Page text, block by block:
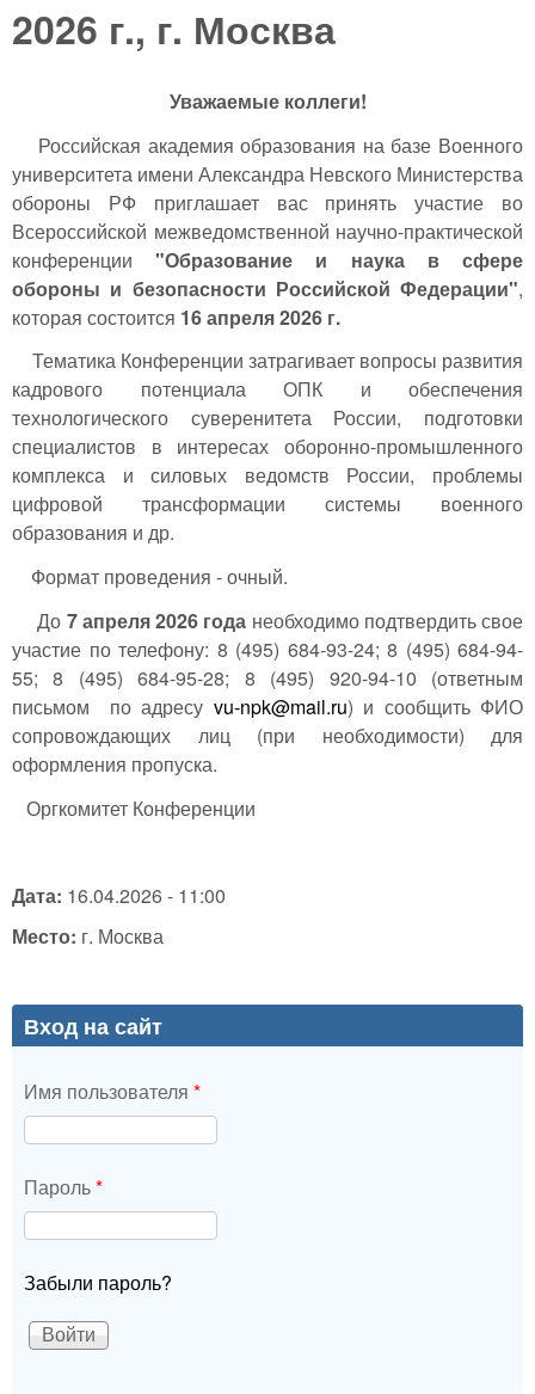
2026 г., г. Москва
Уважаемые коллеги!
Российская академия образования на базе Военного
университета имени Александра Невского Министерства
обороны РФ приглашает вас принять участие во
Всероссийской межведомственной научно-практической
конференции "Образование и наука в сфере
обороны и безопасности Российской Федерации",
которая состоится 16 апреля 2026 г.
Тематика Конференции затрагивает вопросы развития
кадрового потенциала ОПК и обеспечения
технологического суверенитета России, подготовки
специалистов в интересах оборонно-промышленного
комплекса и силовых ведомств России, проблемы
цифровой трансформации системы военного
образования и др.
Формат проведения - очный.
До 7 апреля 2026 года необходимо подтвердить свое
участие по телефону: 8 (495) 684-93-24; 8 (495) 684-94-
55; 8 (495) 684-95-28; 8 (495) 920-94-10 (ответным
письмом по адресу vu-npk@mail.ru) и сообщить ФИО
сопровождающих лиц (при необходимости) для
оформления пропуска.
Оргкомитет Конференции
Дата: 16.04.2026 - 11:00
Место: г. Москва
Вход на сайт
Имя пользователя *
Пароль*
Забыли пароль?